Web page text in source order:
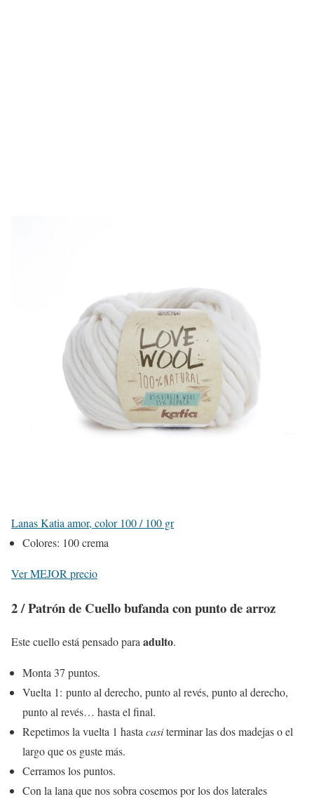
Lanas Katia amor, color 100 / 100 gr
Colores: 100 crema
Ver MEJOR precio
2 / Patrón de Cuello bufanda con punto de arroz
Este cuello está pensado paraadulto.
Monta 37 puntos.
Vuelta 1: punto al derecho, punto al revés, punto al derecho,
punto al revés… hasta el final.
Repetimos la vuelta 1 hastacasiterminar las dos madejas o el
largo que os guste más.
Cerramos los puntos.
Con la lana que nos sobra cosemos por los dos laterales